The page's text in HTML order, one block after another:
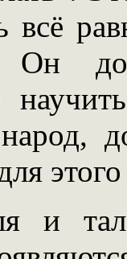
всё
Он
этого
и